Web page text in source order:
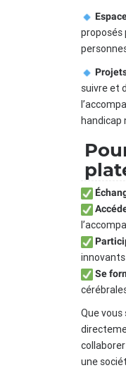
proposés
suivre et
handicap
innovants
Se
Que
une